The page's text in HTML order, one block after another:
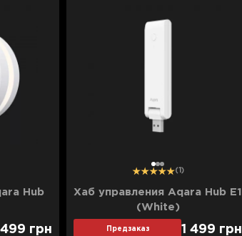
Hub
грн
12 3 (1)
Хаб управления Aqara Hub E1
(White)
Предзаказ 1 499 грн